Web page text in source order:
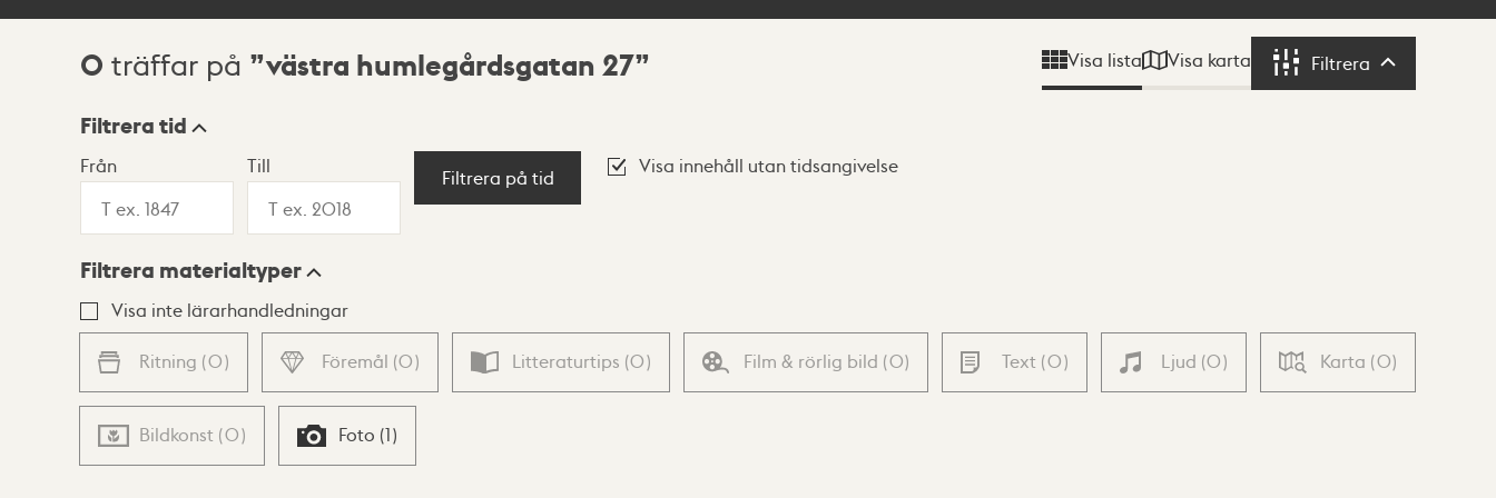
Sökresultat
0 träffar på västra humlegårdsgatan 27 Visa lista Visa karta Filtrera Filtrera
Visningsläge
Lista Karta
Filtrera tid
Från Till
Filtrera på tid
Visa innehåll utan tidsangivelse
Filtrera materialtyper
Visa inte lärarhandledningar
Ritning (0) Föremål (0) Litteraturtips (0) Film & rörlig bild (0) Text (0) Ljud (0) Karta (0)
Bildkonst (0) Foto (1)